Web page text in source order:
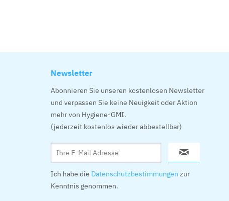
Newsletter
Abonnieren Sie unseren kostenlosen Newsletter
und verpassen Sie keine Neuigkeit oder Aktion
mehr von Hygiene-GMI.
(jederzeit kostenlos wieder abbestellbar)
Ich habe die Datenschutzbestimmungen zur
Kenntnis genommen.